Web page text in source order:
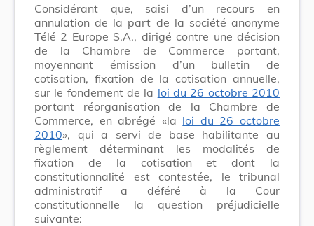
Considérant que, saisi d’un recours en
annulation de la part de la société anonyme
Télé 2 Europe S.A., dirigé contre une décision
de la Chambre de Commerce portant,
moyennant émission d’un bulletin de
cotisation, fixation de la cotisation annuelle,
sur le fondement de la loi du 26 octobre 2010
portant réorganisation de la Chambre de
Commerce, en abrégé «la loi du 26 octobre
2010», qui a servi de base habilitante au
règlement déterminant les modalités de
fixation de la cotisation et dont la
constitutionnalité est contestée, le tribunal
administratif a déféré à la Cour
constitutionnelle la question préjudicielle
suivante: